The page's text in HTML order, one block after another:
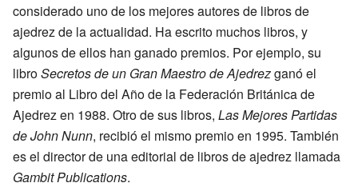
considerado uno de los mejores autores de libros de
ajedrez de la actualidad. Ha escrito muchos libros, y
algunos de ellos han ganado premios. Por ejemplo, su
libroSecretos de un Gran Maestro de Ajedrezganó el
premio al Libro del Año de la Federación Británica de
Ajedrez en 1988. Otro de sus libros, Las Mejores Partidas
de John Nunn, recibió el mismo premio en 1995. También
es el director de una editorial de libros de ajedrez llamada
Gambit Publications.